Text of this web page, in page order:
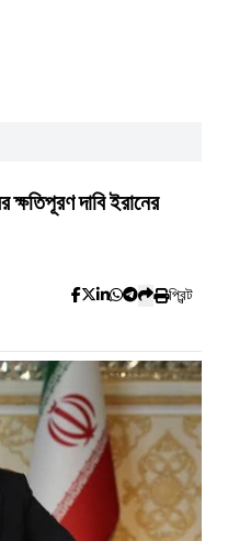
দাবি ইরানের
প্রিন্ট